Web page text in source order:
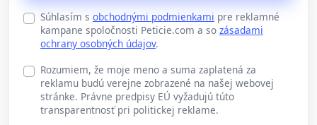
Súhlasím s obchodnými podmienkami pre reklamné
kampane spoločnosti Peticie.com a so zásadami
ochrany osobných údajov.
Rozumiem, že moje meno a suma zaplatená za
reklamu budú verejne zobrazené na našej webovej
stránke. Právne predpisy EÚ vyžadujú túto
transparentnosť pri politickej reklame.